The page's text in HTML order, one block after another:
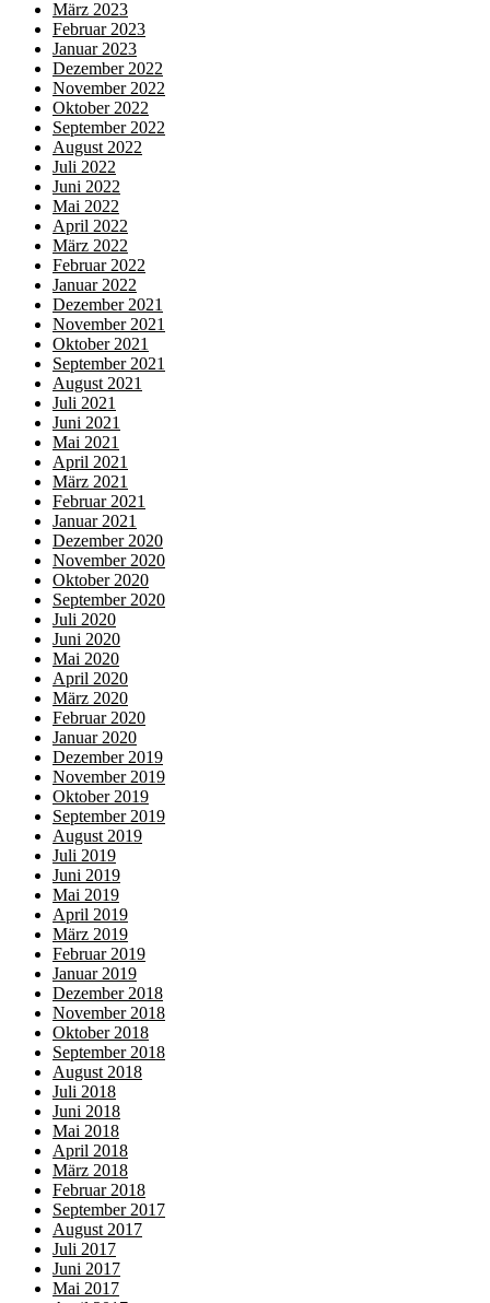
März 2023
Februar 2023
Januar 2023
Dezember 2022
November 2022
Oktober 2022
September 2022
August 2022
Juli 2022
Juni 2022
Mai 2022
April 2022
März 2022
Februar 2022
Januar 2022
Dezember 2021
November 2021
Oktober 2021
September 2021
August 2021
Juli 2021
Juni 2021
Mai 2021
April 2021
März 2021
Februar 2021
Januar 2021
Dezember 2020
November 2020
Oktober 2020
September 2020
Juli 2020
Juni 2020
Mai 2020
April 2020
März 2020
Februar 2020
Januar 2020
Dezember 2019
November 2019
Oktober 2019
September 2019
August 2019
Juli 2019
Juni 2019
Mai 2019
April 2019
März 2019
Februar 2019
Januar 2019
Dezember 2018
November 2018
Oktober 2018
September 2018
August 2018
Juli 2018
Juni 2018
Mai 2018
April 2018
März 2018
Februar 2018
September 2017
August 2017
Juli 2017
Juni 2017
Mai 2017